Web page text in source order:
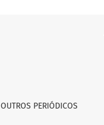
OUTROS PERIÓDICOS